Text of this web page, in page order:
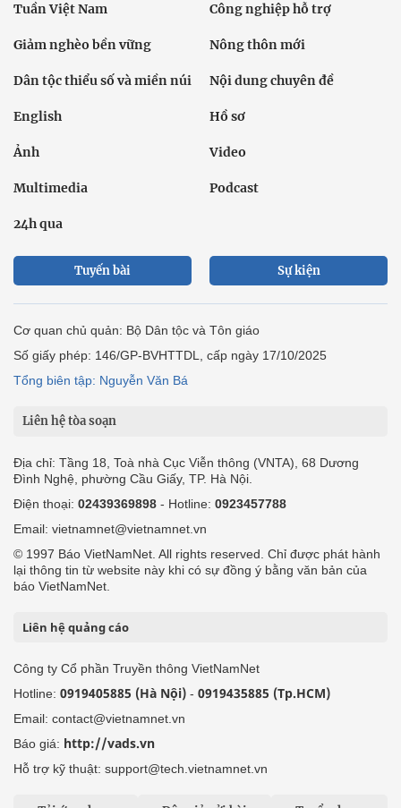
Tuần Việt Nam Công nghiệp hỗ trợ
Giảm nghèo bền vững Nông thôn mới
Dân tộc thiểu số và miền núi Nội dung chuyên đề
English Hồ sơ
Ảnh Video
Multimedia Podcast
24h qua
Tuyến bài Sự kiện
Cơ quan chủ quản: Bộ Dân tộc và Tôn giáo
Số giấy phép: 146/GP-BVHTTDL, cấp ngày 17/10/2025
Tổng biên tập: Nguyễn Văn Bá
Liên hệ tòa soạn
Địa chỉ: Tầng 18, Toà nhà Cục Viễn thông (VNTA), 68 Dương
Đình Nghệ, phường Cầu Giấy, TP. Hà Nội.
Điện thoại: 02439369898 - Hotline: 0923457788
Email: vietnamnet@vietnamnet.vn
© 1997 Báo VietNamNet. All rights reserved. Chỉ được phát hành
lại thông tin từ website này khi có sự đồng ý bằng văn bản của
báo VietNamNet.
Liên hệ quảng cáo
Công ty Cổ phần Truyền thông VietNamNet
Hotline: 0919405885 (Hà Nội) - 0919435885 (Tp.HCM)
Email: contact@vietnamnet.vn
Báo giá: http://vads.vn
Hỗ trợ kỹ thuật: support@tech.vietnamnet.vn